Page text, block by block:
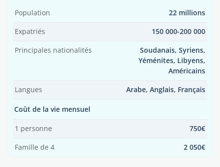
Population 22 millions
Expatriés 150 000-200 000
Principales nationalités
Soudanais, Syriens,
Yéménites, Libyens,
Américains
Langues Arabe, Anglais, Français
Coût de la vie mensuel
1 personne 750€
Famille de 4 2 050€